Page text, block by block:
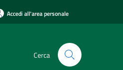
Accedi all'area personale
Cerca